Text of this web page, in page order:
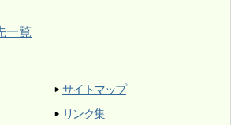
一覧
サイトマップ
リンク集